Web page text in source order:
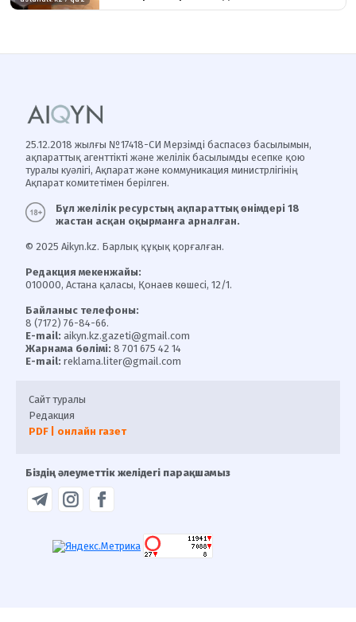
25.12.2018 жылғы №17418-СИ Мерзімді баспасөз басылымын,
ақпараттық агенттікті және желілік басылымды есепке қою
туралы куәлігі, Ақпарат және коммуникация министрлігінің
Ақпарат комитетімен берілген.
Бұл желілік ресурстың ақпараттық өнімдері 18
жастан асқан оқырманға арналған.
© 2025 Aikyn.kz. Барлық құқық қорғалған.
Редакция мекенжайы:
010000, Астана қаласы, Қонаев көшесі, 12/1.
Байланыс телефоны:
8 (7172) 76-84-66.
E-mail: aikyn.kz.gazeti@gmail.com
Жарнама бөлімі: 8 701 675 42 14
E-mail: reklama.liter@gmail.com
Сайт туралы
Редакция
PDF | онлайн газет
Біздің әлеуметтік желідегі парақшамыз